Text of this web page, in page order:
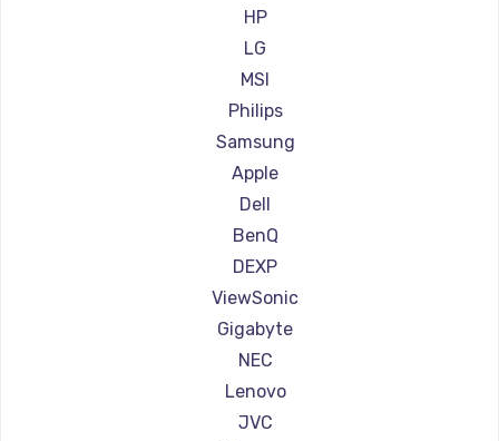
Замена HDMI
Заказать
Ремонт мониторов АОС
Ремонт мониторов Ardor
Ремонт мониторов Machenike
Ремонт мониторов iru
Ремонт мониторов Titan Army
Ремонт мониторов iFFALCON
Ремонт мониторов Dahua
HP
LG
MSI
Philips
Samsung
Apple
Dell
BenQ
DEXP
ViewSonic
Gigabyte
NEC
Lenovo
JVC